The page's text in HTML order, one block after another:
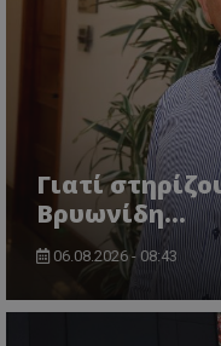
Γιατί
Βρυωνίδη…
06.08.2026 - 08:43